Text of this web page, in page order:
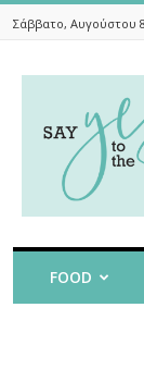
Σάββατο, Αυγούστου
FOOD